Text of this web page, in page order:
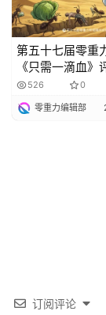
第五十七届零重
《只需一滴血》
526 0
零重力编辑部
订阅评论